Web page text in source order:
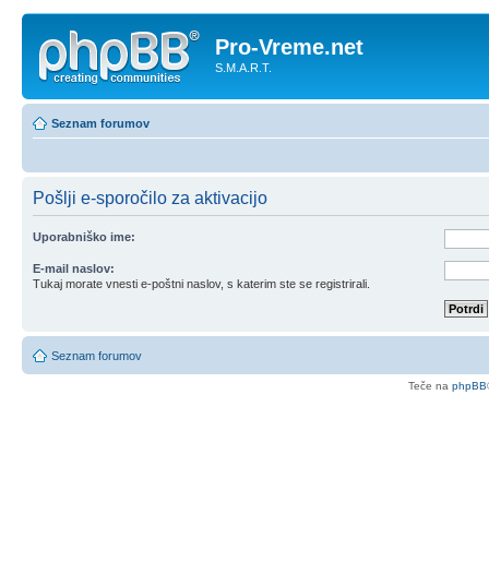
Pro-Vreme.net
S.M.A.R.T.
Seznam forumov
Pošlji e-sporočilo za aktivacijo
Uporabniško ime:
E-mail naslov:
Tukaj morate vnesti e-poštni naslov, s katerim ste se registrirali.
Seznam forumov
Teče na phpBB